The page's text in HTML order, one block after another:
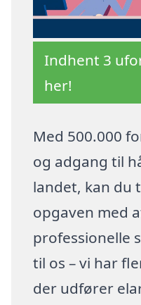
Indhent 3
her!
Med 500.000
og adgang til
landet, kan du
opgaven med
professionelle
til os – vi har
der udfører